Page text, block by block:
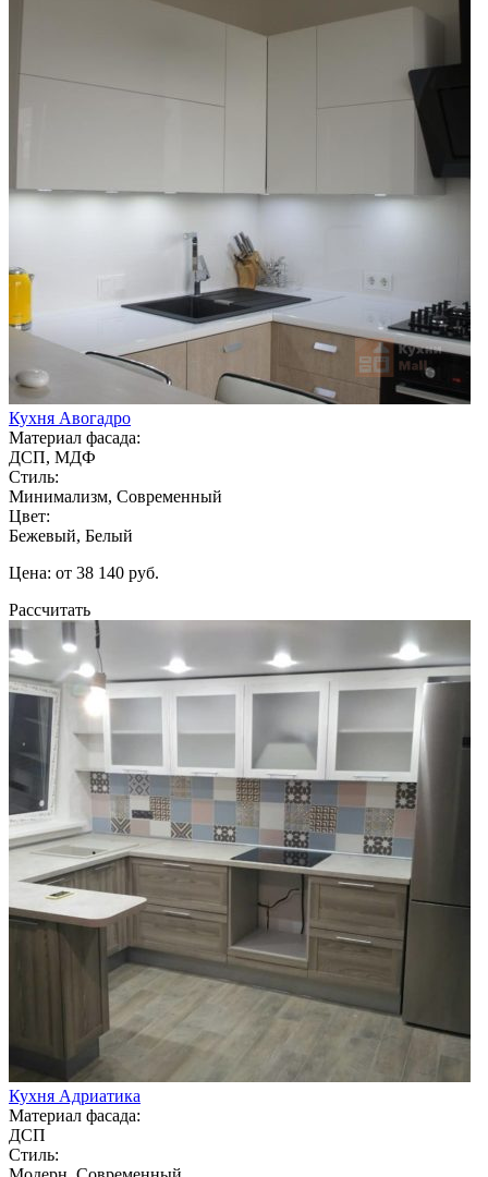
Кухня Авогадро
Материал фасада:
ДСП, МДФ
Стиль:
Минимализм, Современный
Цвет:
Бежевый, Белый
Цена: от 38 140 руб.
Рассчитать
Кухня Адриатика
Материал фасада:
ДСП
Стиль: